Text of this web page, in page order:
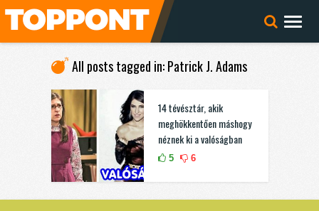
All posts tagged in: Patrick J. Adams
14 tévésztár, akik
meghökkentően máshogy
néznek ki a valóságban
5 6